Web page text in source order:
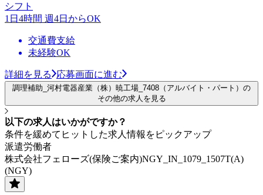
シフト
1日4時間 週4日からOK
交通費支給
未経験OK
詳細を見る 応募画面に進む
調理補助_河村電器産業（株）暁工場_7408（アルバイト・パート）の
その他の求人を見る
以下の求人はいかがですか？
条件を緩めてヒットした求人情報をピックアップ
派遣労働者
株式会社フェローズ(保険ご案内)NGY_IN_1079_1507T(A)
(NGY)